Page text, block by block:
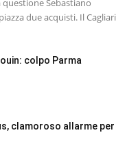
Sebastiano
due acquisti. Il Cagliari
colpo Parma
clamoroso allarme per